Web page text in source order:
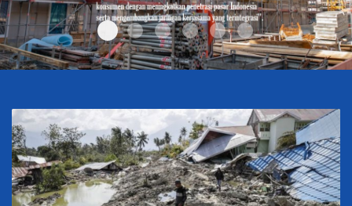
Slider1slider-2
slider-3slider-4slider-5slider-6